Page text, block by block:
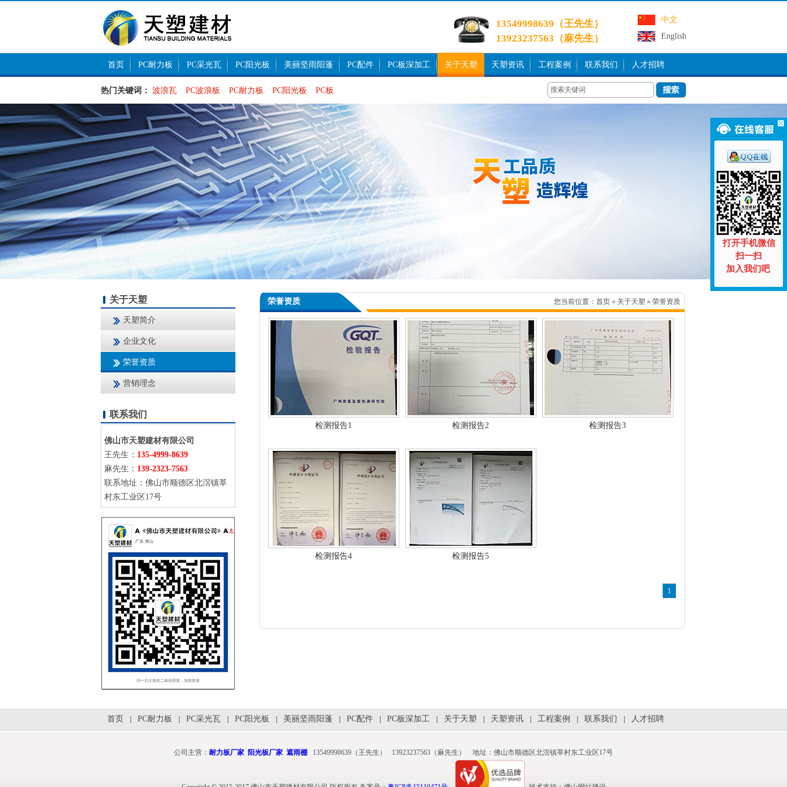
中文
English
13549998639（王先生）
13923237563（麻先生）
首页 PC耐力板 PC采光瓦 PC阳光板 美丽坚雨阳蓬 PC配件 PC板深加工 关于天塑 天塑资讯 工程案例 联系我们 人才招聘
热门关键词： 波浪瓦 PC波浪板 PC耐力板 PC阳光板 PC板
关于天塑
天塑简介
企业文化
荣誉资质
营销理念
联系我们
佛山市天塑建材有限公司
王先生： 135-4999-8639
麻先生： 139-2323-7563
联系地址：佛山市顺德区北滘镇莘
村东工业区17号
荣誉资质 您当前位置： 首页 » 关于天塑 » 荣誉资质
检测报告1 检测报告2 检测报告3
检测报告4 检测报告5
1
首页 PC耐力板 PC采光瓦 PC阳光板 美丽坚雨阳蓬 PC配件 PC板深加工 关于天塑 天塑资讯 工程案例 联系我们 人才招聘
公司主营： 耐力板厂家 阳光板厂家 遮雨棚 13549998639（王先生） 13923237563（麻先生） 地址：佛山市顺德区北滘镇莘村东工业区17号
打开手机微信
扫一扫
加入我们吧